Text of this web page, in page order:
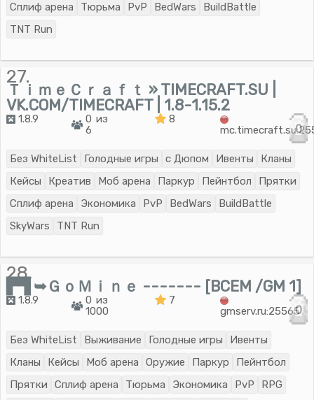
Сплиф арена
Тюрьма PvP BedWars
BuildBattle
TNT Run
27.
ＴｉｍｅＣｒａｆｔ » TIMECRAFT.SU |
VK.COM/TIMECRAFT | 1.8-1.15.2
1.8.9
0 из
6
8
0
Без WhiteList Голодные игры с Дюпом Ивенты
Кланы
Кейсы
Креатив Моб арена Паркур Пейнтбол
Прятки
Сплиф арена
Экономика PvP BedWars
BuildBattle
SkyWars
TNT Run
28.
▛▜ ➥ＧｏＭｉｎｅ ------- [BCEM /GM 1]
1.8.9
0 из
1000
7
gmserv.ru:25565
0
Без WhiteList Выживание Голодные игры
Ивенты
Кланы
Кейсы Моб арена Оружие Паркур
Пейнтбол
Прятки
Сплиф арена Тюрьма Экономика PvP
RPG